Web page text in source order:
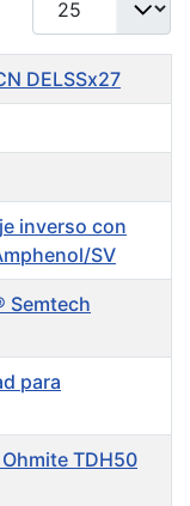
DELSSx27
inverso con
SV
Semtech
para
TDH50